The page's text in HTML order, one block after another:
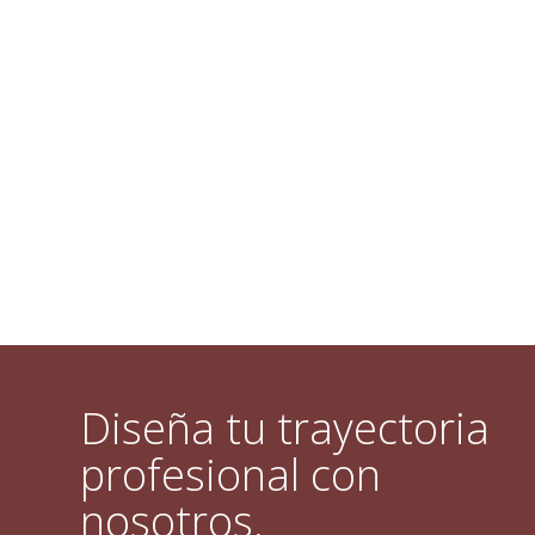
Diseña tu trayectoria
profesional con
nosotros.